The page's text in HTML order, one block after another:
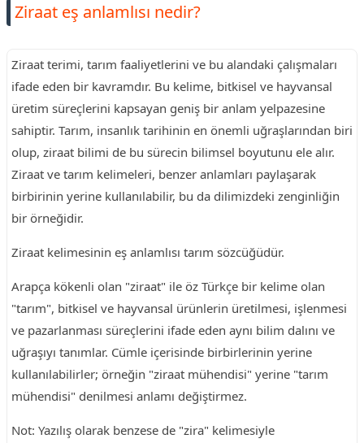
Ziraat eş anlamlısı nedir?
Ziraat terimi, tarım faaliyetlerini ve bu alandaki çalışmaları
ifade eden bir kavramdır. Bu kelime, bitkisel ve hayvansal
üretim süreçlerini kapsayan geniş bir anlam yelpazesine
sahiptir. Tarım, insanlık tarihinin en önemli uğraşlarından biri
olup, ziraat bilimi de bu sürecin bilimsel boyutunu ele alır.
Ziraat ve tarım kelimeleri, benzer anlamları paylaşarak
birbirinin yerine kullanılabilir, bu da dilimizdeki zenginliğin
bir örneğidir.
Ziraat kelimesinin eş anlamlısı tarım sözcüğüdür.
Arapça kökenli olan "ziraat" ile öz Türkçe bir kelime olan
"tarım", bitkisel ve hayvansal ürünlerin üretilmesi, işlenmesi
ve pazarlanması süreçlerini ifade eden aynı bilim dalını ve
uğraşıyı tanımlar. Cümle içerisinde birbirlerinin yerine
kullanılabilirler; örneğin "ziraat mühendisi" yerine "tarım
mühendisi" denilmesi anlamı değiştirmez.
Not: Yazılış olarak benzese de "zira" kelimesiyle